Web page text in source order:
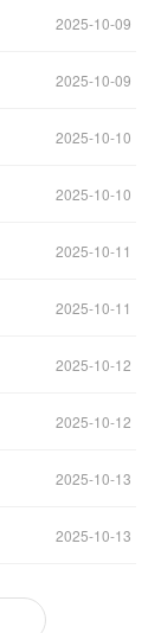
2025-10-09
2025-10-09
2025-10-10
2025-10-10
2025-10-11
2025-10-11
2025-10-12
2025-10-12
2025-10-13
2025-10-13